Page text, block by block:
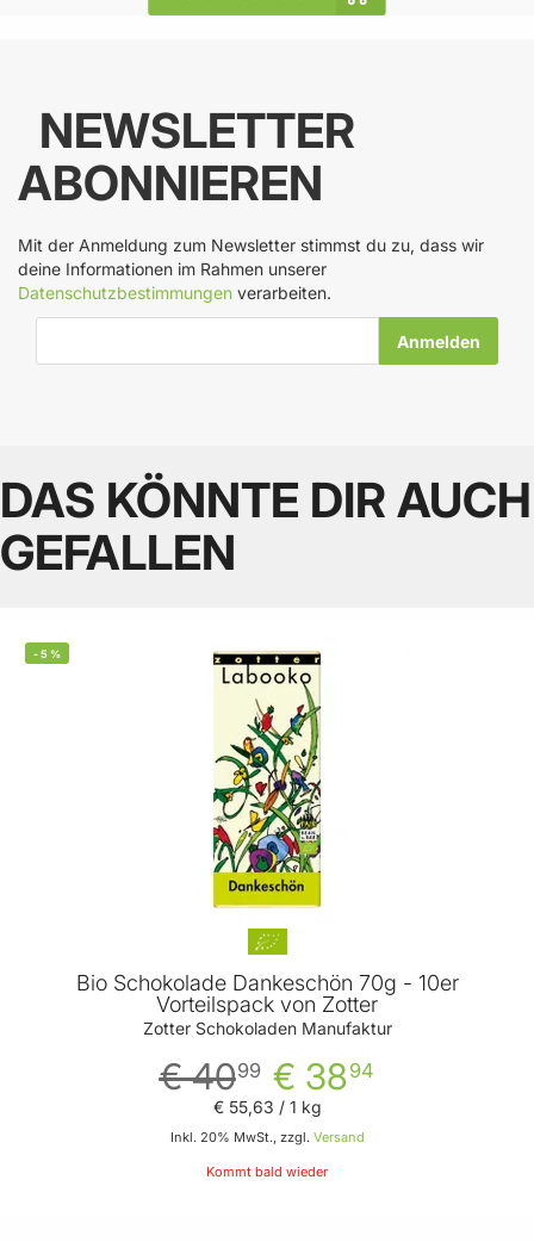
NEWSLETTER
ABONNIEREN
Mit der Anmeldung zum Newsletter stimmst du zu, dass wir
deine Informationen im Rahmen unserer
Datenschutzbestimmungen verarbeiten.
DAS KÖNNTE DIR AUCH
GEFALLEN
-5 %
Bio Schokolade Dankeschön 70g - 10er
Vorteilspack von Zotter
Zotter Schokoladen Manufaktur
€ 3894
€ 4099
Inkl. 20% MwSt., zzgl. Versand
€ 55,63 / 1 kg
Kommt bald wieder